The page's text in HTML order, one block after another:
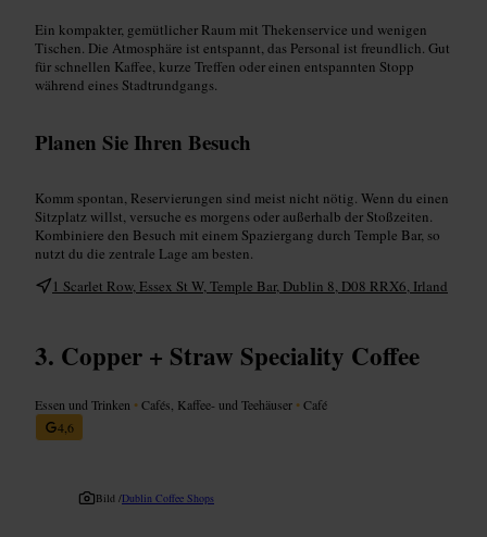
Ein kompakter, gemütlicher Raum mit Thekenservice und wenigen
Tischen. Die Atmosphäre ist entspannt, das Personal ist freundlich. Gut
für schnellen Kaffee, kurze Treffen oder einen entspannten Stopp
während eines Stadtrundgangs.
Planen Sie Ihren Besuch
Komm spontan, Reservierungen sind meist nicht nötig. Wenn du einen
Sitzplatz willst, versuche es morgens oder außerhalb der Stoßzeiten.
Kombiniere den Besuch mit einem Spaziergang durch Temple Bar, so
nutzt du die zentrale Lage am besten.
1 Scarlet Row, Essex St W, Temple Bar, Dublin 8, D08 RRX6, Irland
Copper + Straw Speciality Coffee
Essen und Trinken •Cafés, Kaffee- und Teehäuser •Café
4,6
Bild /Dublin Coffee Shops